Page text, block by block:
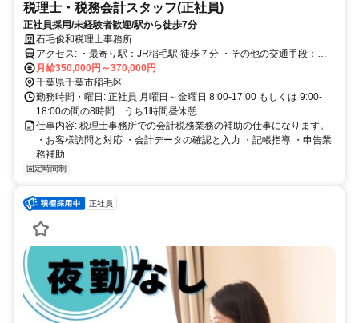
税理士・税務会計スタッフ(正社員)
正社員採用/未経験者歓迎/駅から徒歩7分
石毛俊和税理士事務所
アクセス: ・最寄り駅：JR稲毛駅 徒歩７分 ・その他の交通手段：自
動車通勤可（駐車場有）
月給350,000円～370,000円
千葉県千葉市稲毛区
勤務時間・曜日: 正社員 月曜日～金曜日 8:00-17:00 もしくは 9:00-
18:00の間の8時間 うち1時間昼休憩
仕事内容: 税理士事務所での会計税務業務の補助の仕事になります。
・お客様訪問と対応 ・会計データの確認と入力 ・記帳指導 ・申告業
務補助
固定時間制
正社員